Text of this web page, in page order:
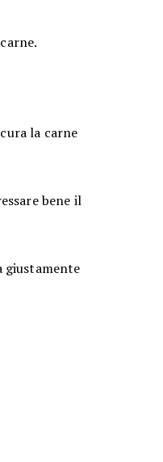
la carne
bene il
giustamente